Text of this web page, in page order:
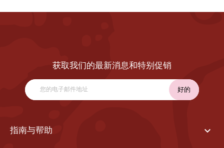
获取我们的最新消息和特别促销
指南与帮助 